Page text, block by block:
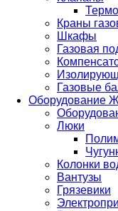
Краны
Шкафы
Газовая
Газовые
Оборудование
Люки
Колонки
Вантузы
Грязевики